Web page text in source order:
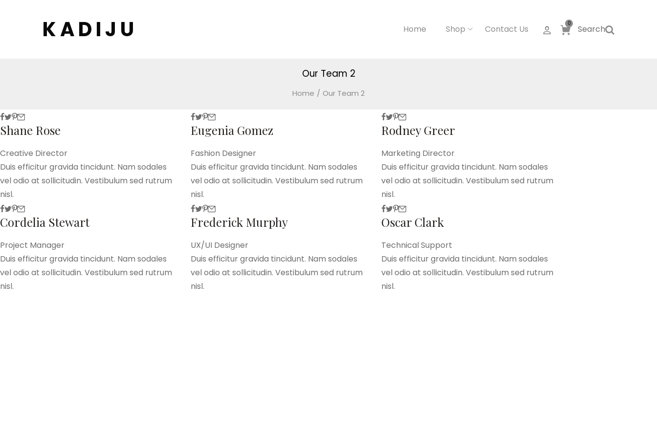
K A D I J U Home Shop Contact Us
0
Search
Our Team 2
Home / Our Team 2
Shane Rose
Creative Director
Duis efficitur gravida tincidunt. Nam sodales
vel odio at sollicitudin. Vestibulum sed rutrum
nisl.
Eugenia Gomez
Fashion Designer
Duis efficitur gravida tincidunt. Nam sodales
vel odio at sollicitudin. Vestibulum sed rutrum
nisl.
Rodney Greer
Marketing Director
Duis efficitur gravida tincidunt. Nam sodales
vel odio at sollicitudin. Vestibulum sed rutrum
nisl.
Cordelia Stewart
Project Manager
Duis efficitur gravida tincidunt. Nam sodales
vel odio at sollicitudin. Vestibulum sed rutrum
nisl.
Frederick Murphy
UX/UI Designer
Duis efficitur gravida tincidunt. Nam sodales
vel odio at sollicitudin. Vestibulum sed rutrum
nisl.
Oscar Clark
Technical Support
Duis efficitur gravida tincidunt. Nam sodales
vel odio at sollicitudin. Vestibulum sed rutrum
nisl.